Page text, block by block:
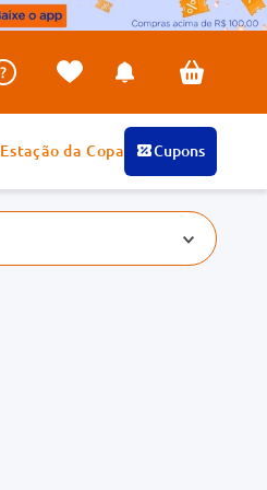
Estação da Copa Cupons